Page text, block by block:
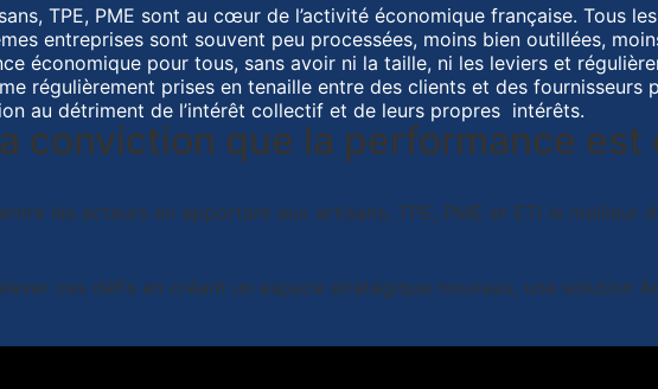
TPE, PME sont au cœur de l’activité économique française. Tous
entreprises sont souvent peu processées, moins bien outillées,
économique pour tous, sans avoir ni la taille, ni les leviers et
régulièrement prises en tenaille entre des clients et des fournisseurs
au détriment de l’intérêt collectif et de leurs propres intérêts.
conviction que la performance
les acteurs en apportant aux artisans, TPE, PME et ETI le meilleur
ces défis en créant un espace stratégique nouveau, une solution